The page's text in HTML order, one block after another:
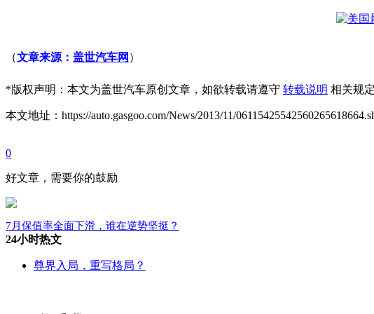
（文章来源： 盖世汽车网 ）
*版权声明：本文为盖世汽车原创文章，如欲转载请遵守 转载说明 相关规
本文地址：https://auto.gasgoo.com/News/2013/11/
0
好文章，需要你的鼓励
7月保值率全面下滑，谁在逆势坚挺？
24小时热文
尊界入局，重写格局？